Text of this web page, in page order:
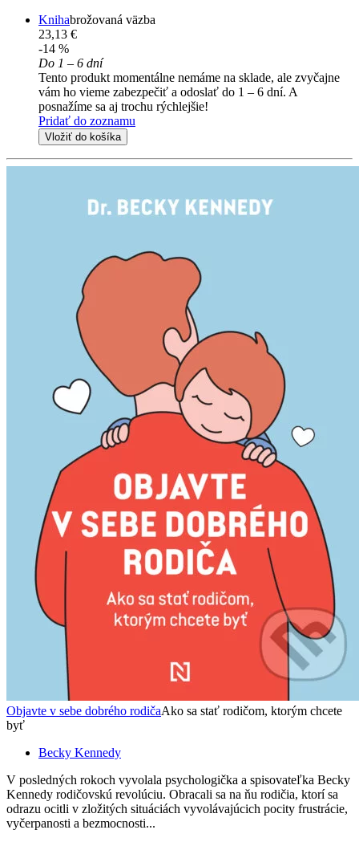
Knihabrožovaná väzba
23,13 €
-14 %
Do 1 – 6 dní
Tento produkt momentálne nemáme na sklade, ale zvyčajne
vám ho vieme zabezpečiť a odoslať do 1 – 6 dní. A
posnažíme sa aj trochu rýchlejšie!
Pridať do zoznamu
Vložiť do košíka
Objavte v sebe dobrého rodičaAko sa stať rodičom, ktorým chcete
byť
Becky Kennedy
V posledných rokoch vyvolala psychologička a spisovateľka Becky
Kennedy rodičovskú revolúciu. Obracali sa na ňu rodičia, ktorí sa
odrazu ocitli v zložitých situáciách vyvolávajúcich pocity frustrácie,
vyčerpanosti a bezmocnosti...